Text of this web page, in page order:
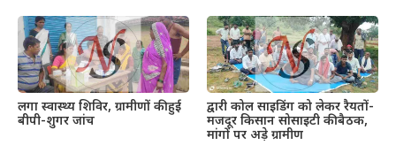
लगा स्वास्थ्य शिविर, ग्रामीणों की हुई
बीपी-शुगर जांच
द्वारी कोल साइडिंग को लेकर रैयतों-
मजदूर किसान सोसाइटी की बैठक,
मांगों पर अड़े ग्रामीण